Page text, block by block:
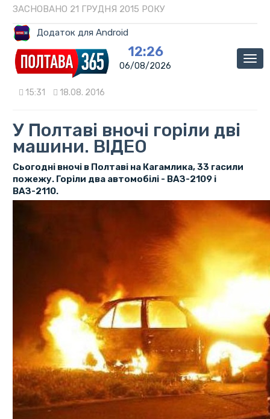
ЗАСНОВАНО 21 ГРУДНЯ 2015 РОКУ
Додаток для Android
12:26
06/08/2026
15:31 18.08. 2016
У Полтаві вночі горіли дві
машини. ВІДЕО
Сьогодні вночі в Полтаві на Кагамлика, 33 гасили
пожежу. Горіли два автомобілі - ВАЗ-2109 і
ВАЗ-2110.